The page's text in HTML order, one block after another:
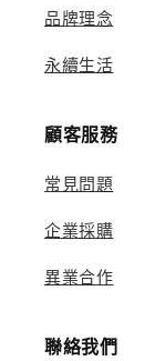
品牌理念
永續生活
顧客服務
常見問題
企業採購
異業合作
聯絡我們